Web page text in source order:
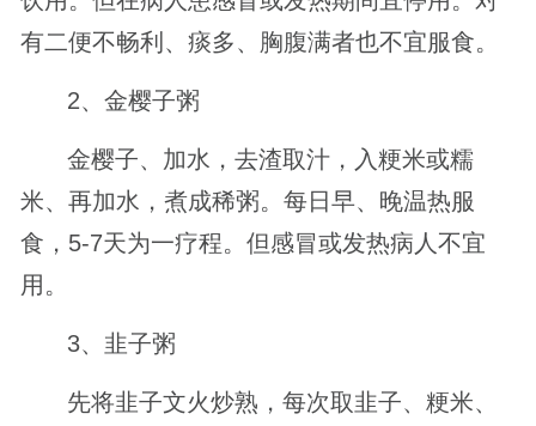
有二便不畅利、痰多、胸腹满者也不宜服食。
2、金樱子粥
金樱子、加水，去渣取汁，入粳米或糯
米、再加水，煮成稀粥。每日早、晚温热服
食，5-7天为一疗程。但感冒或发热病人不宜
用。
3、韭子粥
先将韭子文火炒熟，每次取韭子、粳米、